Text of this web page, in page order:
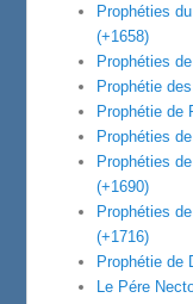
Prophéties
(+1658)
Prophéties
Prophétie
Prophétie de
Prophéties
Prophéties
(+1690)
Prophéties
(+1716)
Prophétie de
Le Pére